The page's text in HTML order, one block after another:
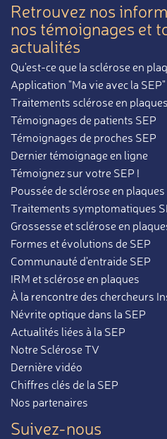
Retrouvez nos
nos témoignages et
actualités
Qu'est-ce que la sclérose en
Application "Ma vie avec la SEP"
Traitements sclérose en plaques
Témoignages de patients SEP
Témoignages de proches SEP
Dernier témoignage en ligne
Témoignez sur votre SEP !
Poussée de sclérose en plaques
Traitements symptomatiques
Grossesse et sclérose en
Formes et évolutions de SEP
Communauté d'entraide SEP
IRM et sclérose en plaques
À la rencontre des chercheurs
Névrite optique dans la SEP
Actualités liées à la SEP
Notre Sclérose TV
Dernière vidéo
Chiffres clés de la SEP
Nos partenaires
Suivez-nous